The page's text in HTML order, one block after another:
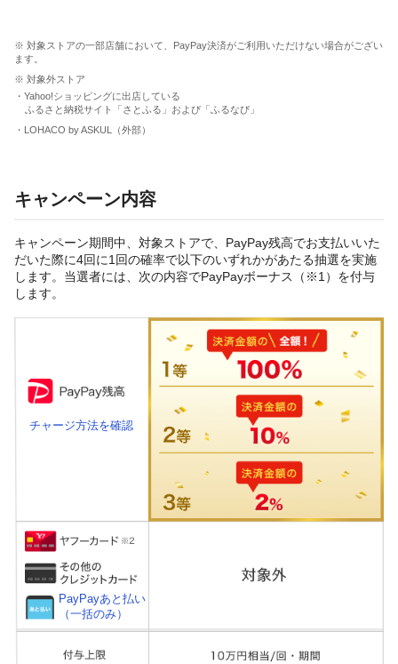
※ 対象ストアの一部店舗において、PayPay決済がご利用いただけない場合がござい
ます。
※ 対象外ストア
・Yahoo!ショッピングに出店している
ふるさと納税サイト「さとふる」および「ふるなび」
・LOHACO by ASKUL（外部）
キャンペーン内容
キャンペーン期間中、対象ストアで、PayPay残高でお支払いいた
だいた際に4回に1回の確率で以下のいずれかがあたる抽選を実施
します。当選者には、次の内容でPayPayボーナス（※1）を付与
します。
チャージ方法を確認
PayPayあと払い
（一括のみ）